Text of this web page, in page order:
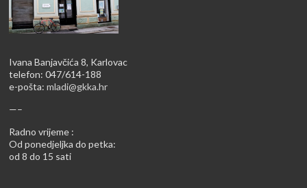
Ivana Banjavčića 8, Karlovac
telefon: 047/614-188
e-pošta:mladi@gkka.hr
—–
Radno vrijeme :
Od ponedjeljka do petka:
od 8 do 15 sati